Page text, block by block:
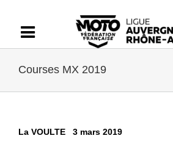
contenu
Courses MX 2019
La VOULTE 3 mars 2019